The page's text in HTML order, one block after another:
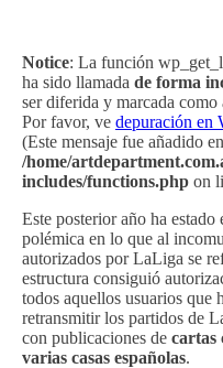
Notice: La función
ha sido llamada de forma
ser diferida y marcada
Por favor, ve depuración en
(Este mensaje fue añadido
/home/
includes/functions.php on
Este posterior año ha estado
polémica en lo que al
autorizados por LaLiga se
estructura consiguió
todos aquellos usuarios que
retransmitir los partidos de
con publicaciones de cartas
varias casas españolas.